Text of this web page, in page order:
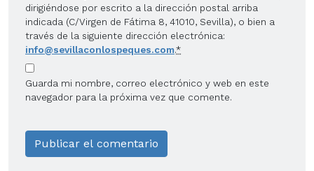
dirigiéndose por escrito a la dirección postal arriba
indicada (C/Virgen de Fátima 8, 41010, Sevilla), o bien a
través de la siguiente dirección electrónica:
info@sevillaconlospeques.com.*
Guarda mi nombre, correo electrónico y web en este
navegador para la próxima vez que comente.